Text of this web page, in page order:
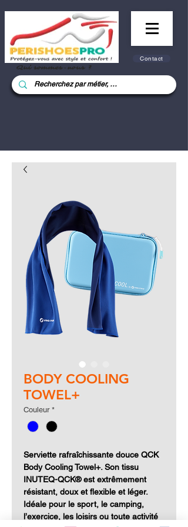
Contact
Qui sommes-nous ?
BODY COOLING
TOWEL+
Couleur *
Serviette rafraîchissante douce QCK
Body Cooling Towel+. Son tissu
INUTEQ-QCK® est extrêmement
résistant, doux et flexible et léger.
Idéale pour le sport, le camping,
l’exercice, les loisirs ou toute activité